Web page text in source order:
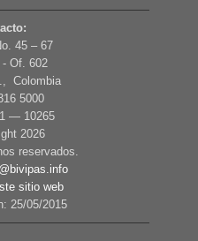
45 – 67
- Of. 602
Colombia
5000
— 10265
2026
reservados.
sitio web
25/05/2015